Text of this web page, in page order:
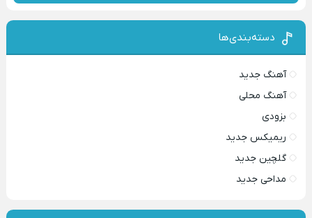
دسته‌بندی‌ها
آهنگ جدید
آهنگ محلی
بزودی
ریمیکس جدید
گلچین جدید
مداحی جدید